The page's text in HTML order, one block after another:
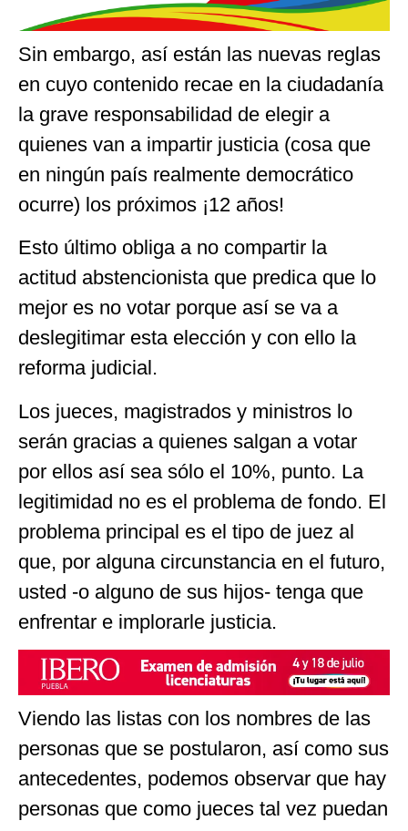
Sin embargo, así están las nuevas reglas
en cuyo contenido recae en la ciudadanía
la grave responsabilidad de elegir a
quienes van a impartir justicia (cosa que
en ningún país realmente democrático
ocurre) los próximos ¡12 años!
Esto último obliga a no compartir la
actitud abstencionista que predica que lo
mejor es no votar porque así se va a
deslegitimar esta elección y con ello la
reforma judicial.
Los jueces, magistrados y ministros lo
serán gracias a quienes salgan a votar
por ellos así sea sólo el 10%, punto. La
legitimidad no es el problema de fondo. El
problema principal es el tipo de juez al
que, por alguna circunstancia en el futuro,
usted -o alguno de sus hijos- tenga que
enfrentar e implorarle justicia.
Viendo las listas con los nombres de las
personas que se postularon, así como sus
antecedentes, podemos observar que hay
personas que como jueces tal vez puedan